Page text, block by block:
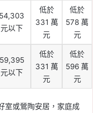
54,303
元以下
低於
331 萬
元
低於
578 萬
元
59,395
元以下
低於
331 萬
元
低於
596 萬
元
室或鶯陶安居，家庭成